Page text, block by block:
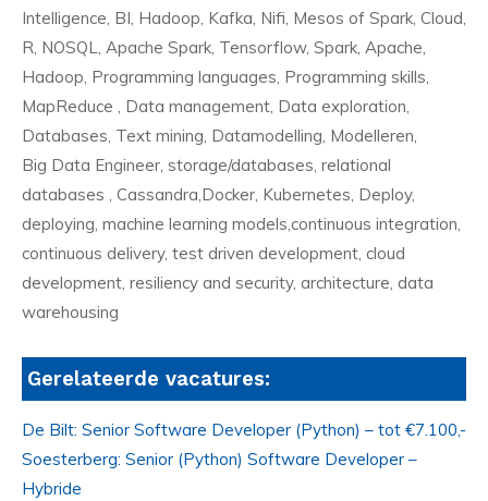
Intelligence, BI, Hadoop, Kafka, Nifi, Mesos of Spark, Cloud,
R, NOSQL, Apache Spark, Tensorflow, Spark, Apache,
Hadoop, Programming languages, Programming skills,
MapReduce , Data management, Data exploration,
Databases, Text mining, Datamodelling, Modelleren,
Big Data Engineer, storage/databases, relational
databases , Cassandra,Docker, Kubernetes, Deploy,
deploying, machine learning models,continuous integration,
continuous delivery, test driven development, cloud
development, resiliency and security, architecture, data
warehousing
Gerelateerde vacatures:
De Bilt: Senior Software Developer (Python) – tot €7.100,-
Soesterberg: Senior (Python) Software Developer –
Hybride